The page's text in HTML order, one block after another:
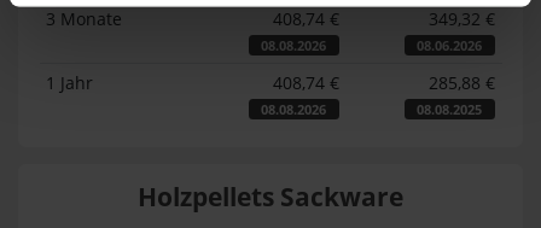
3 Monate 408,74 €
08.08.2026
349,32 €
08.06.2026
1 Jahr 408,74 €
08.08.2026
285,88 €
08.08.2025
Holzpellets Sackware